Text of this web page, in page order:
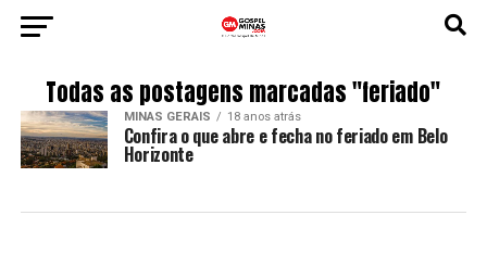
Todas as postagens marcadas "feriado"
MINAS GERAIS 18 anos atrás
Confira o que abre e fecha no feriado em Belo
Horizonte